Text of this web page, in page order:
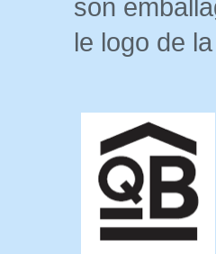
son
le logo de